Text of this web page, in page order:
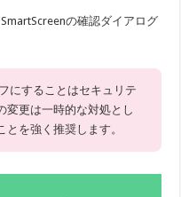
の確認ダイアログ
にすることはセキュリテ
変更は一時的な対処とし
を強く推奨します。